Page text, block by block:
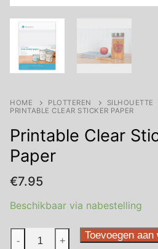
HOME PLOTTEREN SILHOUETTE
PRINTABLE CLEAR STICKER PAPER
Printable Clear
Paper
€7.95
Beschikbaar via nabestelling
Printable
- + Toevoegen